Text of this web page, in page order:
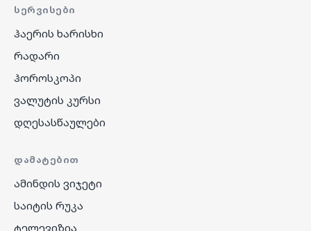
ᲡᲔᲠᲕᲘᲡᲔᲑᲘ
ჰაერის ხარისხი
რადარი
ჰოროსკოპი
ვალუტის კურსი
დღესასწაულები
ᲓᲐᲛᲐᲢᲔᲑᲘᲗ
ამინდის ვიჯეტი
საიტის რუკა
ტელევიზია